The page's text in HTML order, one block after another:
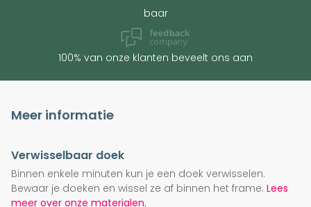
baar
100% van onze klanten beveelt ons aan
Meer informatie
Verwisselbaar doek
Binnen enkele minuten kun je een doek verwisselen.
Bewaar je doeken en wissel ze af binnen het frame. Lees
meer over onze materialen.